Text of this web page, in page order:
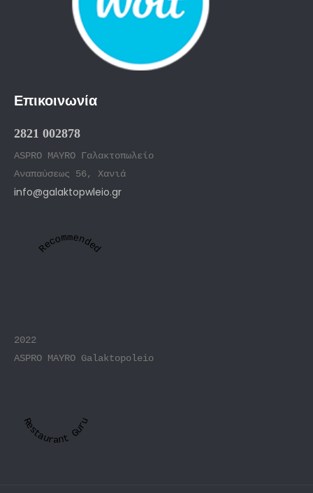
Επικοινωνία
2821 002878
ASPRO MAYRO Γαλακτοπωλείο
Αναπαύσεως 56, Χανιά
info@galaktopwleio.gr
Recommended
2022
ASPRO MAYRO Galaktopoleio
Restaurant Guru